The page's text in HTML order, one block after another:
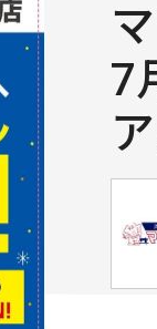
7